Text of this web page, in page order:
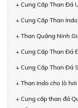
+ Cung Cấp Than Đá
+ Cung Cấp Than
+ Than Quảng Ninh
+ Cung Cấp Than Đá
+ Cung Cấp Than Đá
+ Than Indo cho lò
+ Cung cấp than đá